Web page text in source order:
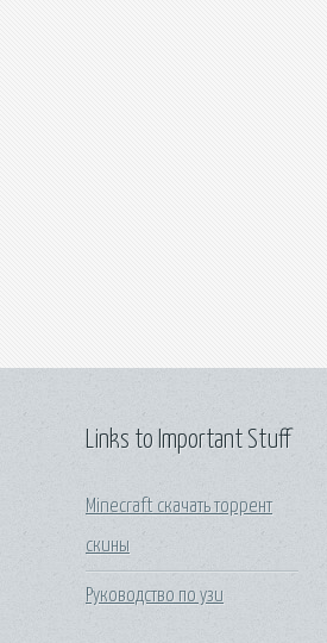
Links to Important Stuff
Minecraft скачать торрент
скины
Руководство по узи